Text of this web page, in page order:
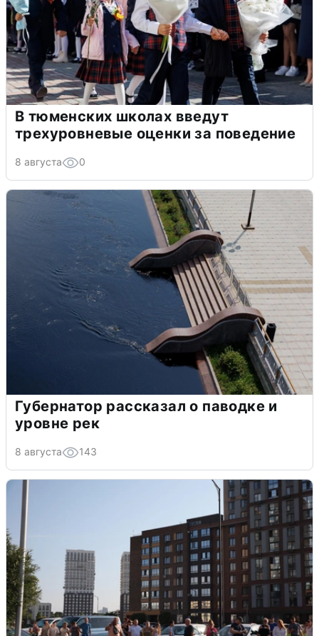
В тюменских школах введут
трехуровневые оценки за поведение
8 августа 0
Губернатор рассказал о паводке и
уровне рек
8 августа 143